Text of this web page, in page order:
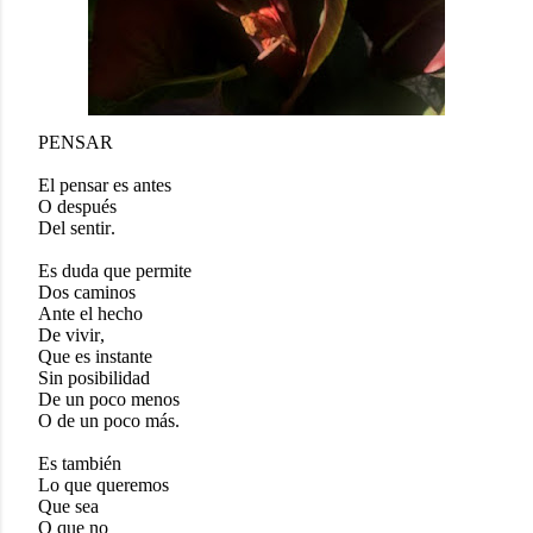
PENSAR
El pensar es antes
O después
Del sentir.
Es duda que permite
Dos caminos
Ante el hecho
De vivir,
Que es instante
Sin posibilidad
De un poco menos
O de un poco más.
Es también
Lo que queremos
Que sea
O que no